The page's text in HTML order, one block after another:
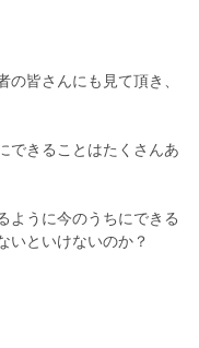
皆さんにも見て頂き、
できることはたくさんあ
ように今のうちにできる
いといけないのか？